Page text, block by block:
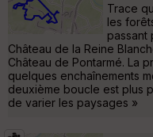
Trace
les
passant
Château de la Reine
Château de Pontarmé. La
quelques enchaînements
deuxième boucle est plus
de varier les paysages »